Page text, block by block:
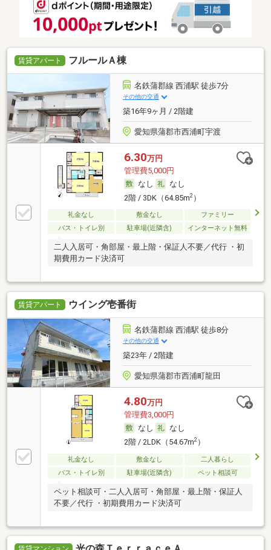
賃貸アパート フルールＡ棟
名鉄蒲郡線 西浦駅 徒歩7分
その他の交通
築16年9ヶ月 / 2階建
愛知県蒲郡市西浦町宇渡
6.30万円
管理費5,000円
なし
なし
2階 / 3DK（64.85m2）
礼金なし 敷金なし
ファミリー
バス・トイレ別
駐車場(近隣含) インターネット無料
二人入居可・角部屋・最上階・保証人不要／代行 ・初
期費用カード決済可
賃貸アパート ウイング壱番街
名鉄蒲郡線 西浦駅 徒歩8分
その他の交通
築23年 / 2階建
愛知県蒲郡市西浦町龍田
4.80万円
管理費3,000円
なし
なし
2階 / 2LDK（54.67m2）
礼金なし 敷金なし
二人暮らし
バス・トイレ別
駐車場(近隣含) ペット相談可
ペット相談可・二人入居可・角部屋・最上階・保証人
不要／代行 ・初期費用カード決済可